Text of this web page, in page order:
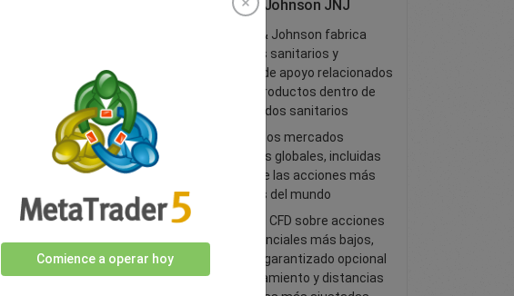
Johnson & Johnson JNJ
Johnson & Johnson fabrica
productos sanitarios y
servicios de apoyo relacionados
con sus productos dentro de
los mercados sanitarios
Accede a los mercados
financieros globales, incluidas
algunas de las acciones más
conocidas del mundo
Opera con CFD sobre acciones
con diferenciales más bajos,
stop loss garantizado opcional
sin deslizamiento y distancias
Comience a operar hoy